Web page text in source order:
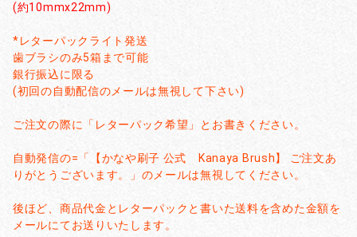
(約10mmx22mm)
*レターパックライト発送
歯ブラシのみ5箱まで可能
銀行振込に限る
(初回の自動配信のメールは無視して下さい)
ご注文の際に「レターパック希望」とお書きください。
自動発信の=「【かなや刷子 公式 Kanaya Brush】 ご注文あ
りがとうございます。」のメールは無視してください。
後ほど、商品代金とレターパックと書いた送料を含めた金額を
メールにてお送りいたします。